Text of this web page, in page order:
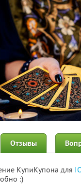
Отзывы
КупиКупона для
:)